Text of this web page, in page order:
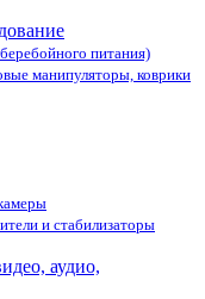
питания)
манипуляторы, коврики
и стабилизаторы
аудио,